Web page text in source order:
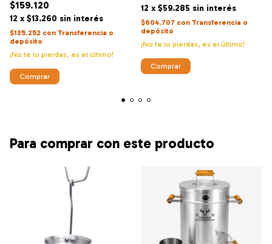
$159.120
12 x $13.260 sin interés
$135.252 con Transferencia o
depósito
¡No te lo pierdas, es el último!
12 x $59.285 sin interés
$604.707 con Transferencia o
depósito
¡No te lo pierdas, es el último!
Para comprar con este producto